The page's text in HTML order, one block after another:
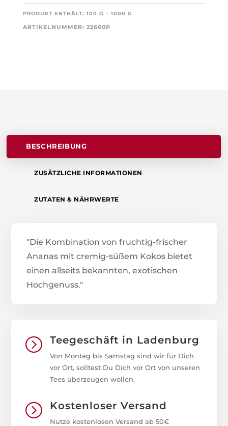
PRODUKT ENTHÄLT: 100 G – 1000 G
ARTIKELNUMMER: 22660P
BESCHREIBUNG
ZUSÄTZLICHE INFORMATIONEN
ZUTATEN & NÄHRWERTE
"Die Kombination von fruchtig-frischer
Ananas mit cremig-süßem Kokos bietet
einen allseits bekannten, exotischen
Hochgenuss."
= Teegeschäft in Ladenburg
Von Montag bis Samstag sind wir für Dich
vor Ort, solltest Du Dich vor Ort von unseren
Tees überzeugen wollen.
= Kostenloser Versand
Nutze kostenlosen Versand ab 50€